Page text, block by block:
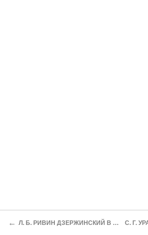
← Л. Б. РИВИН ДЗЕРЖИНСКИЙ В МОЕЙ ЖИЗНИ